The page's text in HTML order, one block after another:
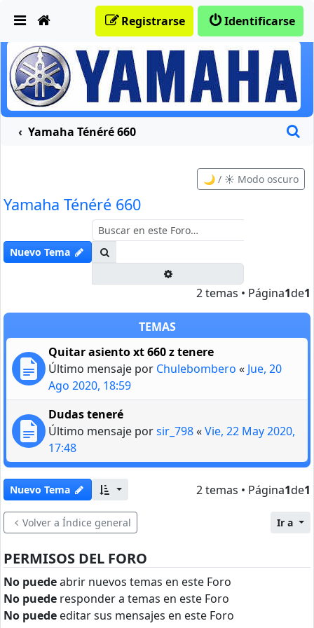
Identificarse
Registrarse
Yamaha Ténéré 660
🌙 / ☀️ Modo oscuro
Yamaha Ténéré 660
Nuevo Tema
2 temas • Página1de1
TEMAS
Quitar asiento xt 660 z tenere
Último mensaje por Chulebombero « Jue, 20
Ago 2020, 18:59
Dudas teneré
Último mensaje porsir_798«Vie, 22 May 2020,
17:48
Nuevo Tema 2 temas • Página1de1
Volver a Índice general Ir a
PERMISOS DEL FORO
No puedeabrir nuevos temas en este Foro
No puede responder a temas en este Foro
No puede editar sus mensajes en este Foro